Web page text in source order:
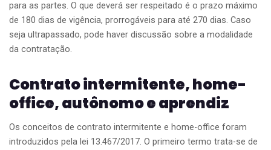
para as partes. O que deverá ser respeitado é o prazo máximo
de 180 dias de vigência, prorrogáveis para até 270 dias. Caso
seja ultrapassado, pode haver discussão sobre a modalidade
da contratação.
Contrato intermitente, home-
office, autônomo e aprendiz
Os conceitos de contrato intermitente e home-office foram
introduzidos pela lei 13.467/2017. O primeiro termo trata-se de